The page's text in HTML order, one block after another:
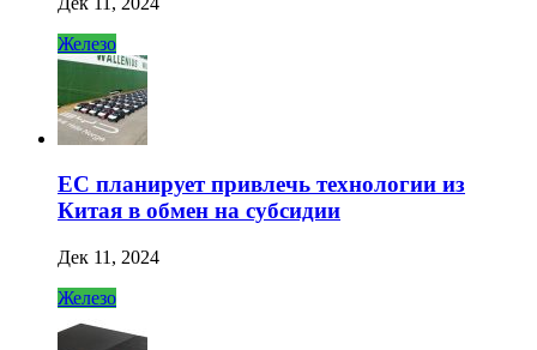
Железо
ЕС планирует привлечь технологии из
Китая в обмен на субсидии
Дек 11, 2024
Железо